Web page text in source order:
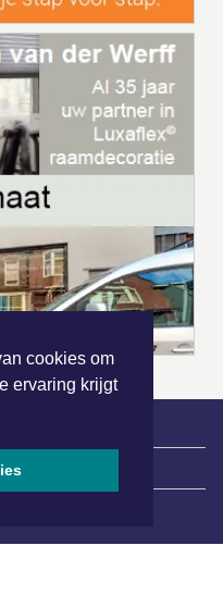
cookies om
ervaring krijgt